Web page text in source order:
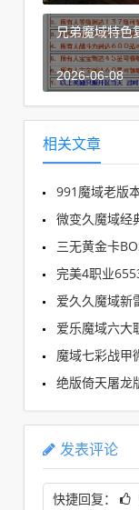
兄弟魔域特色
2026-06-08
相关文章
991魔域老版
微变久魔域经
三无黄金卡
完美4职业
爱久久魔域新
爱乐魔域六大
魔域七彩战甲
绝版倚天屠龙
发表评论
快捷回复：